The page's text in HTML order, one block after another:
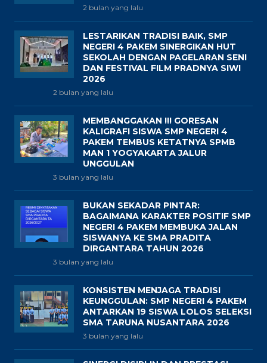
2 bulan yang lalu
LESTARIKAN TRADISI BAIK, SMP
NEGERI 4 PAKEM SINERGIKAN HUT
SEKOLAH DENGAN PAGELARAN SENI
DAN FESTIVAL FILM PRADNYA SIWI
2026
2 bulan yang lalu
MEMBANGGAKAN !!! GORESAN
KALIGRAFI SISWA SMP NEGERI 4
PAKEM TEMBUS KETATNYA SPMB
MAN 1 YOGYAKARTA JALUR
UNGGULAN
3 bulan yang lalu
BUKAN SEKADAR PINTAR:
BAGAIMANA KARAKTER POSITIF SMP
NEGERI 4 PAKEM MEMBUKA JALAN
SISWANYA KE SMA PRADITA
DIRGANTARA TAHUN 2026
3 bulan yang lalu
KONSISTEN MENJAGA TRADISI
KEUNGGULAN: SMP NEGERI 4 PAKEM
ANTARKAN 19 SISWA LOLOS SELEKSI
SMA TARUNA NUSANTARA 2026
3 bulan yang lalu